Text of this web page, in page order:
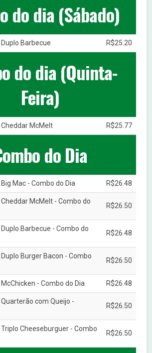
do dia (Sábado)
Barbecue R$25.20
do dia (Quinta-
Feira)
McMelt R$25.77
do Dia
Mac - Combo do Dia R$26.48
McMelt - Combo do
R$26.50
Barbecue - Combo do
R$26.48
Burger Bacon - Combo
R$26.50
- Combo do Dia R$26.48
com Queijo -
R$26.50
Cheeseburguer - Combo
R$26.50